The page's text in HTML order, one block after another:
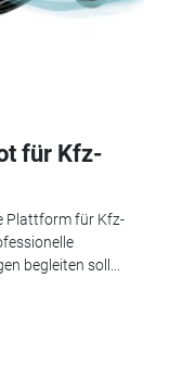
für Kfz-
Plattform für Kfz-
begleiten soll...